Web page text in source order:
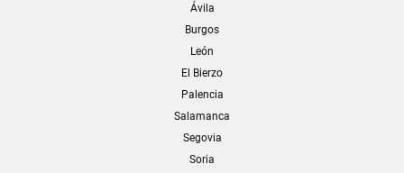
Ávila
Burgos
León
El Bierzo
Palencia
Salamanca
Segovia
Soria